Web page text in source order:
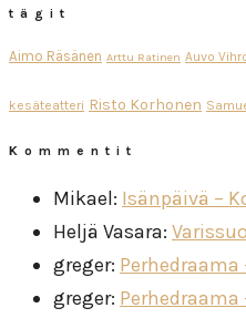
tägit
Aimo Räsänen Arttu Ratinen Auvo
kesäteatteri Risto Korhonen
Kommentit
Mikael: Isänpäivä –
Heljä Vasara:
greger: Perhedraama
greger: Perhedraama